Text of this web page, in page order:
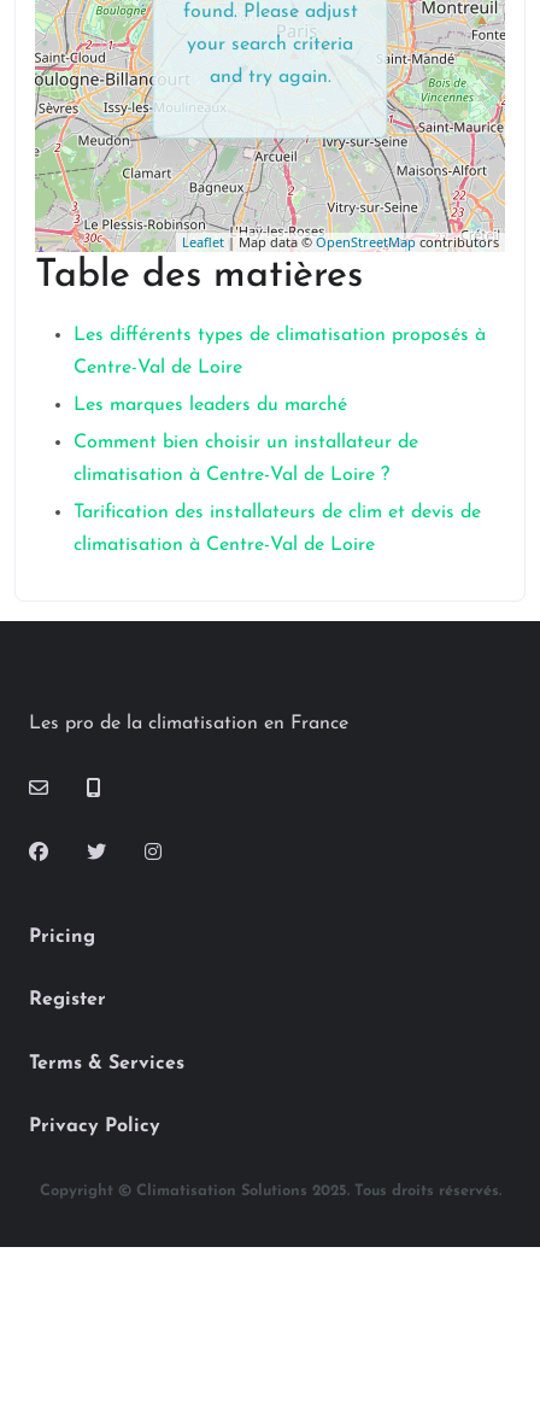
Leaflet | Map data ©OpenStreetMapcontributors
found. Please adjust
your search criteria
and try again.
Table des matières
Les différents types de climatisation proposés à
Centre-Val de Loire
Les marques leaders du marché
Comment bien choisir un installateur de
climatisation à Centre-Val de Loire ?
Tarification des installateurs de clim et devis de
climatisation à Centre-Val de Loire
Les pro de la climatisation en France
Pricing
Register
Terms & Services
Privacy Policy
Copyright © Climatisation Solutions 2025. Tous droits réservés.